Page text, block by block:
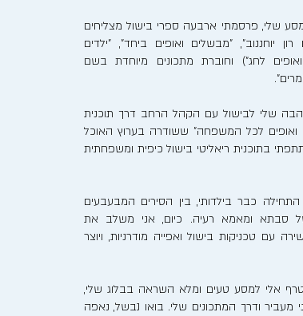
שלי, פרסמתי ארבעה ספרי בישול מצליחים
יוחננוב", "מבשלים ואופים ביחד", "ילדים
לחג") וחוברת מתכונים מיוחדת בשם
שלי לבישול עם הקהל הרחב דרך תוכנית
ואופים לכל המשפחה" ששודרה בערוץ האוכל
השתתפתי בתוכנית ריאליטי בישול כיפית ומשפחתית
כבר בילדותי, בין הסירים המבעבעים
סבתא ומאמא רעיה. כיום, אני משלב את
עם טכניקות בישול ואפייה מודרניות, ויוצר
אלי למסע טעים ומלא השראה בבלוג שלי,
מעביר ודרך המתכונים שלי. בואו נבשל, נאפה